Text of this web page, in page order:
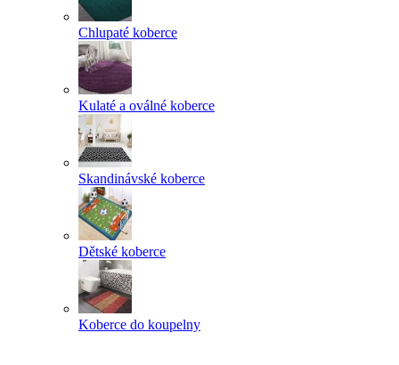
Chlupaté koberce
Kulaté a oválné koberce
Skandinávské koberce
Dětské koberce
Koberce do koupelny